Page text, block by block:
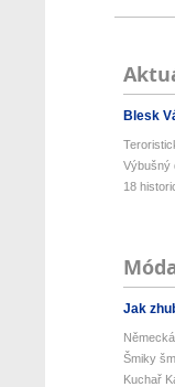
Blesk
Výbušný
18
Jak
Šmiky
Kuchař